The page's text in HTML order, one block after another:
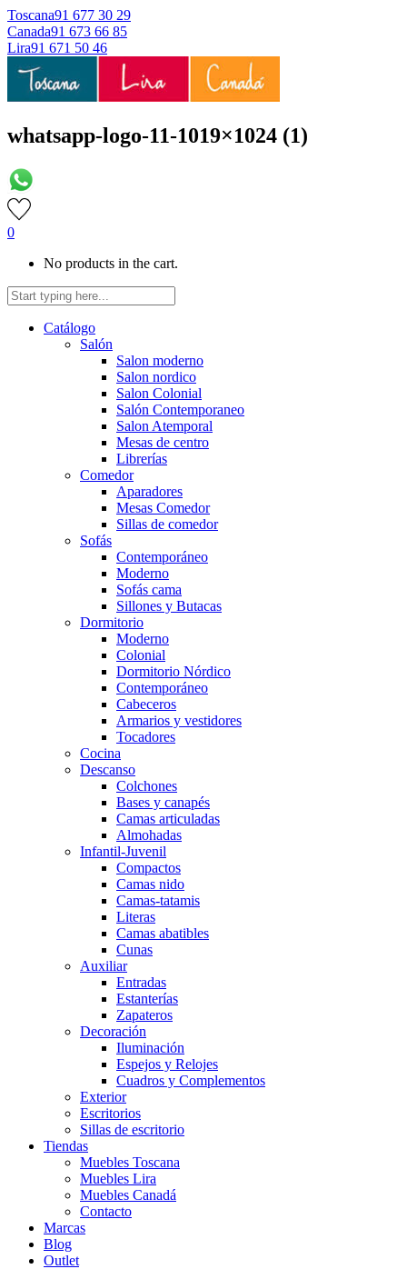
Toscana91 677 30 29
Canada91 673 66 85
Lira91 671 50 46
whatsapp-logo-11-1019×1024 (1)
0
No products in the cart.
Catálogo
Salón
Salon moderno
Salon nordico
Salon Colonial
Salón Contemporaneo
Salon Atemporal
Mesas de centro
Librerías
Comedor
Aparadores
Mesas Comedor
Sillas de comedor
Sofás
Contemporáneo
Moderno
Sofás cama
Sillones y Butacas
Dormitorio
Moderno
Colonial
Dormitorio Nórdico
Contemporáneo
Cabeceros
Armarios y vestidores
Tocadores
Cocina
Descanso
Colchones
Bases y canapés
Camas articuladas
Almohadas
Infantil-Juvenil
Compactos
Camas nido
Camas-tatamis
Literas
Camas abatibles
Cunas
Auxiliar
Entradas
Estanterías
Zapateros
Decoración
Iluminación
Espejos y Relojes
Cuadros y Complementos
Exterior
Escritorios
Sillas de escritorio
Tiendas
Muebles Toscana
Muebles Lira
Muebles Canadá
Contacto
Marcas
Blog
Outlet